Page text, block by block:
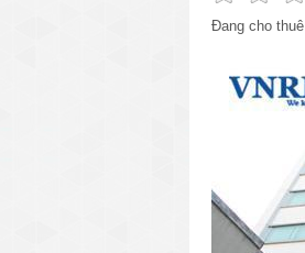
Đang cho thuê